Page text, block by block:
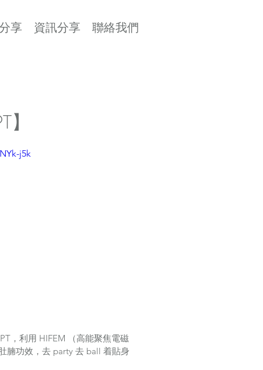
享 資訊分享 聯絡我們
j5k
，利用 HIFEM （高能聚焦電磁
腩功效，去 party 去 ball 着貼身